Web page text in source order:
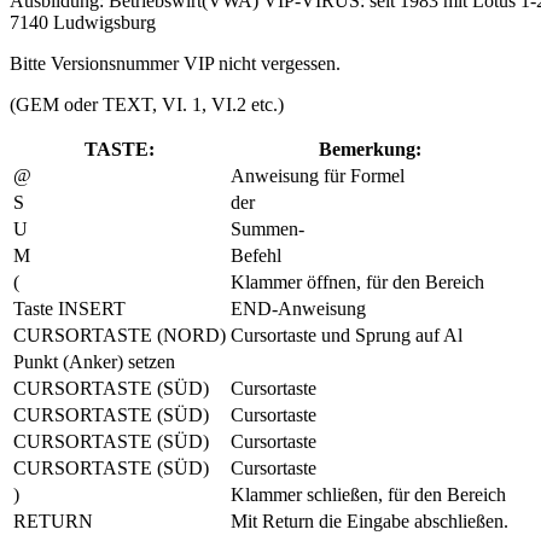
7140 Ludwigsburg
Bitte Versionsnummer VIP nicht vergessen.
(GEM oder TEXT, VI. 1, VI.2 etc.)
TASTE:
Bemerkung:
@
Anweisung für Formel
S
der
U
Summen-
M
Befehl
(
Klammer öffnen, für den Bereich
Taste INSERT
END-Anweisung
CURSORTASTE (NORD) Cursortaste und Sprung auf Al
Punkt (Anker) setzen
CURSORTASTE (SÜD)
Cursortaste
CURSORTASTE (SÜD)
Cursortaste
CURSORTASTE (SÜD)
Cursortaste
CURSORTASTE (SÜD)
Cursortaste
)
Klammer schließen, für den Bereich
RETURN
Mit Return die Eingabe abschließen.